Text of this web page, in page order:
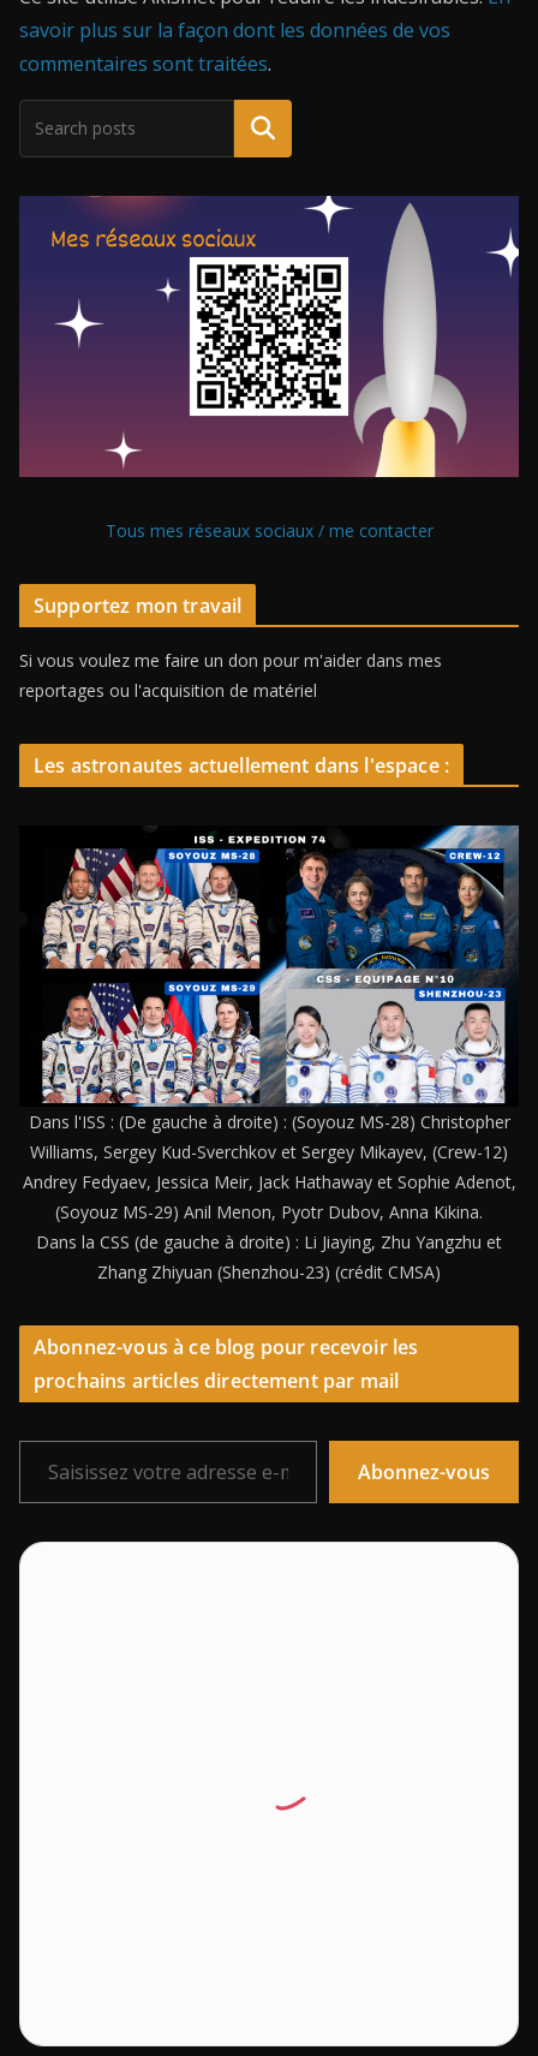
savoir plus sur la façon dont les données de vos
commentaires sont traitées.
Tous mes réseaux sociaux / me contacter
Supportez mon travail
Si vous voulez me faire un don pour m'aider dans mes
reportages ou l'acquisition de matériel
Les astronautes actuellement dans l'espace :
Dans l'ISS : (De gauche à droite) : (Soyouz MS-28) Christopher
Williams, Sergey Kud-Sverchkov et Sergey Mikayev, (Crew-12)
Andrey Fedyaev, Jessica Meir, Jack Hathaway et Sophie Adenot,
(Soyouz MS-29) Anil Menon, Pyotr Dubov, Anna Kikina.
Dans la CSS (de gauche à droite) : Li Jiaying, Zhu Yangzhu et
Zhang Zhiyuan (Shenzhou-23) (crédit CMSA)
Abonnez-vous à ce blog pour recevoir les
prochains articles directement par mail
Saisissez votre adresse e-mail…
Abonnez-vous